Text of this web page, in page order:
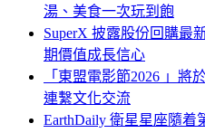
湯、美食一次玩到飽
SuperX 披露股份回購最
期價值成長信心
「東盟電影節2026 」將
連繫文化交流
EarthDaily 衛星星座隨